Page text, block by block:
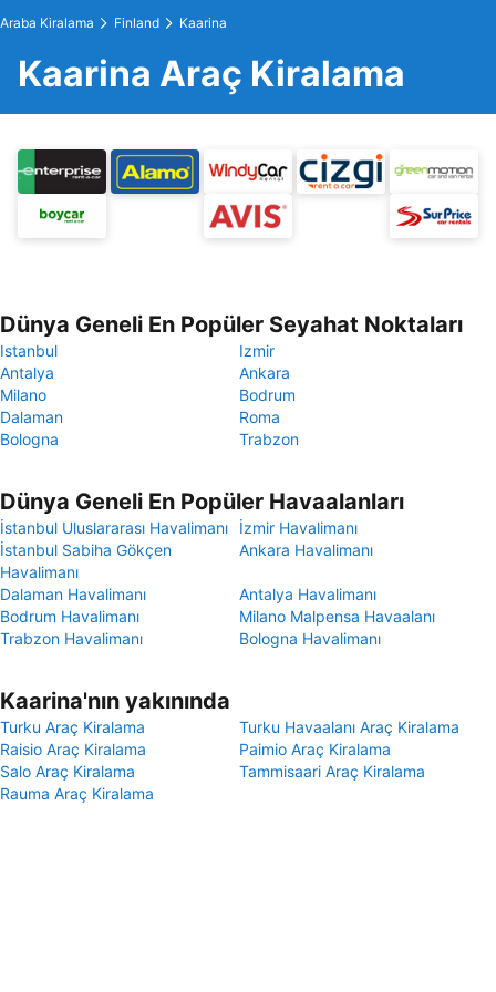
Araba Kiralama Finland Kaarina
Kaarina Araç Kiralama
Dünya Geneli En Popüler Seyahat Noktaları
Istanbul
Izmir
Antalya
Ankara
Milano
Bodrum
Dalaman
Roma
Bologna
Trabzon
Dünya Geneli En Popüler Havaalanları
İstanbul Uluslararası Havalimanı
İzmir Havalimanı
İstanbul Sabiha Gökçen
Havalimanı
Ankara Havalimanı
Dalaman Havalimanı
Antalya Havalimanı
Bodrum Havalimanı
Milano Malpensa Havaalanı
Trabzon Havalimanı
Bologna Havalimanı
Kaarina'nın yakınında
Turku Araç Kiralama
Turku Havaalanı Araç Kiralama
Raisio Araç Kiralama
Paimio Araç Kiralama
Salo Araç Kiralama
Tammisaari Araç Kiralama
Rauma Araç Kiralama